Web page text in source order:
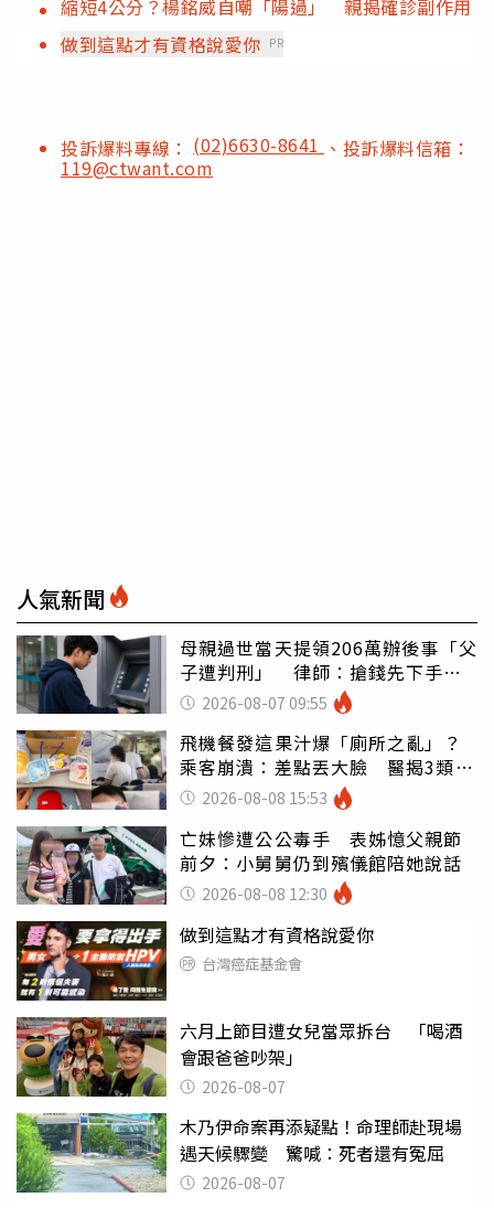
縮短4公分？楊銘威自嘲「陽過」 親揭確診副作用
做到這點才有資格說愛你 PR
投訴爆料專線： (02)6630-8641 、投訴爆料信箱：
119@ctwant.com
人氣新聞
母親過世當天提領206萬辦後事「父
子遭判刑」 律師：搶錢先下手是
罪 2026-08-07 09:55
飛機餐發這果汁爆「廁所之亂」？
乘客崩潰：差點丟大臉 醫揭3類人
別亂喝
2026-08-08 15:53
亡妹慘遭公公毒手 表姊憶父親節
前夕：小舅舅仍到殯儀館陪她說話
2026-08-08 12:30
做到這點才有資格說愛你
台灣癌症基金會
六月上節目遭女兒當眾拆台 「喝酒
會跟爸爸吵架」
2026-08-07
木乃伊命案再添疑點！命理師赴現場
遇天候驟變 驚喊：死者還有冤屈
2026-08-07